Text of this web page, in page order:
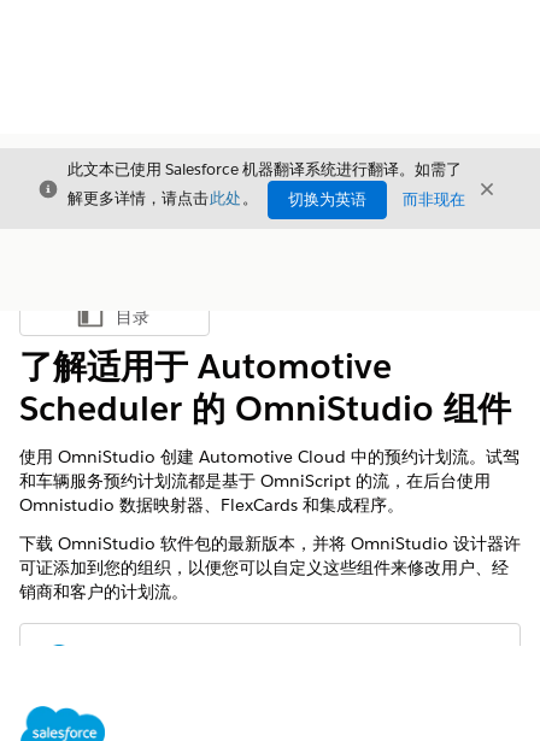
关闭
此文本已使用 Salesforce 机器翻译系统进行翻译。如需了
解更多详情，请点击此处。 切换为英语 而非现在 关闭
显示目录
目录
了解适用于 Automotive
Scheduler 的 OmniStudio 组件
使用 OmniStudio 创建 Automotive Cloud 中的预约计划流。试驾
和车辆服务预约计划流都是基于 OmniScript 的流，在后台使用
Omnistudio 数据映射器、FlexCards 和集成程序。
下载 OmniStudio 软件包的最新版本，并将 OmniStudio 设计器许
可证添加到您的组织，以便您可以自定义这些组件来修改用户、经
销商和客户的计划流。
备注禁用受管软件包运行时设置，以创建多个 Omniscript 和